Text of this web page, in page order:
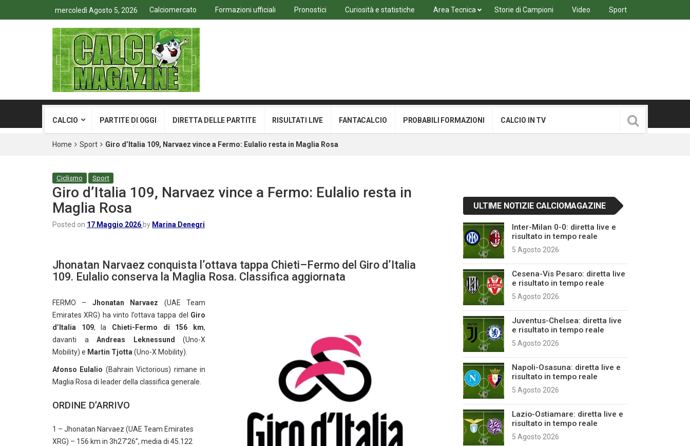
mercoledì Agosto 5, 2026 Calciomercato Formazioni ufficiali Pronostici Curiosità e statistiche Area Tecnica Storie di Campioni Video Sport
CALCIO PARTITE DI OGGI DIRETTA DELLE PARTITE RISULTATI LIVE FANTACALCIO PROBABILI FORMAZIONI CALCIO IN TV
Home Sport Giro d’Italia 109, Narvaez vince a Fermo: Eulalio resta in Maglia Rosa
Ciclismo Sport
Giro d’Italia 109, Narvaez vince a Fermo: Eulalio resta in
Maglia Rosa
Posted on 17 Maggio 2026 by Marina Denegri
Jhonatan Narvaez conquista l’ottava tappa Chieti–Fermo del Giro d’Italia
109. Eulalio conserva la Maglia Rosa. Classifica aggiornata
FERMO – Jhonatan Narvaez (UAE Team
Emirates XRG) ha vinto l’ottava tappa del Giro
d’Italia 109, la Chieti-Fermo di 156 km,
davanti a Andreas Leknessund
(Uno-X
Mobility) e Martin Tjotta (Uno-X Mobility).
Afonso Eulalio (Bahrain Victorious) rimane in
Maglia Rosa di leader della classifica generale.
ORDINE D’ARRIVO
1 – Jhonatan Narvaez (UAE Team Emirates
XRG) – 156 km in 3h27’26”, media di 45.122
ULTIME NOTIZIE CALCIOMAGAZINE
Inter-Milan 0-0: diretta live e
risultato in tempo reale
5 Agosto 2026
Cesena-Vis Pesaro: diretta live
e risultato in tempo reale
5 Agosto 2026
Juventus-Chelsea: diretta live
e risultato in tempo reale
5 Agosto 2026
Napoli-Osasuna: diretta live e
risultato in tempo reale
5 Agosto 2026
Lazio-Ostiamare: diretta live e
risultato in tempo reale
5 Agosto 2026